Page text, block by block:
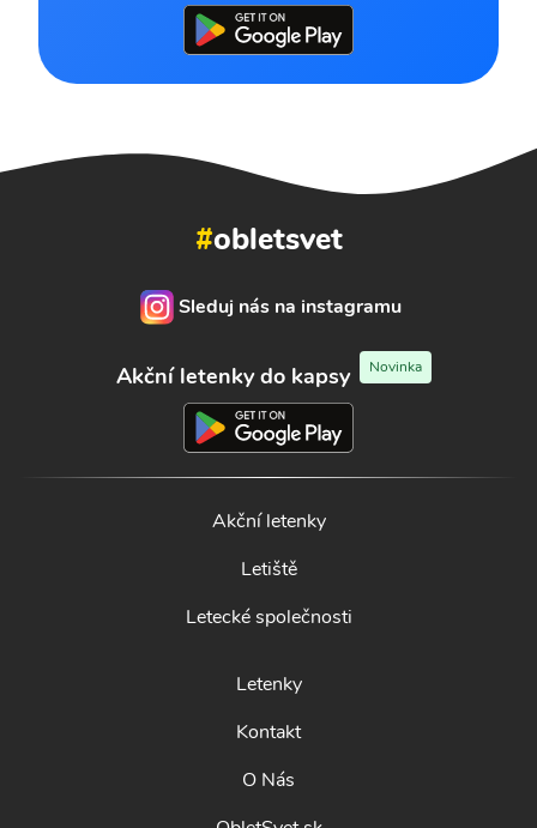
#obletsvet
Sleduj nás na instagramu
Akční letenky do kapsy Novinka
Akční letenky
Letiště
Letecké společnosti
Letenky
Kontakt
O Nás